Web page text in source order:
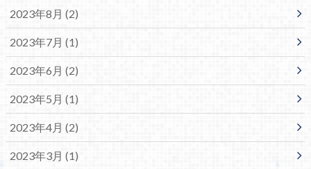
2023年8月 (2)
2023年7月 (1)
2023年6月 (2)
2023年5月 (1)
2023年4月 (2)
2023年3月 (1)